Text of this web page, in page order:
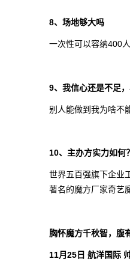
8、场地够大吗
一次性可以容纳400
9、我信心还是不足
别人能做到我为啥不
10、主办方实力如何？
世界五百强旗下企业
著名的魔方厂家奇艺
胸怀魔方千秋智，腹
11月25日 航洋国际